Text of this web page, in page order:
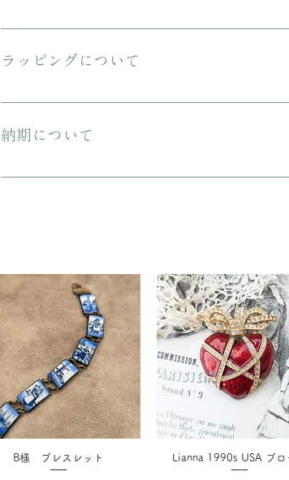
傷や汚れについて可能な限り記載をしておりますが、
ラッピングについて
プレゼント用にご購入される場合、箱に入れてリボン
納期について
ご注文から配送までに1-3営業日ほどいただきます。
B様 ブレスレット Lianna 1990s USA ブロ